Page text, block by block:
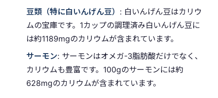
豆類（特に白いんげん豆） : 白いんげん豆はカリウ
ムの宝庫です。1カップの調理済み白いんげん豆に
は約1189mgのカリウムが含まれています。
サーモン: サーモンはオメガ-3脂肪酸だけでなく、
カリウムも豊富です。100gのサーモンには約
628mgのカリウムが含まれています。